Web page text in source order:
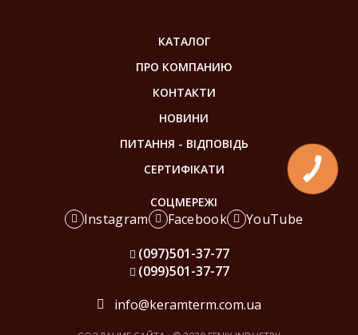
КАТАЛОГ
ПРО КОМПАНИЮ
КОНТАКТИ
НОВИНИ
ПИТАННЯ - ВІДПОВІДЬ
СЕРТИФІКАТИ
СОЦМЕРЕЖІ
Instagram Facebook YouTube
info@keramterm.com.ua
(097)501-37-77
(099)501-37-77
КНОПКА
ЗВ'ЯЗКУ